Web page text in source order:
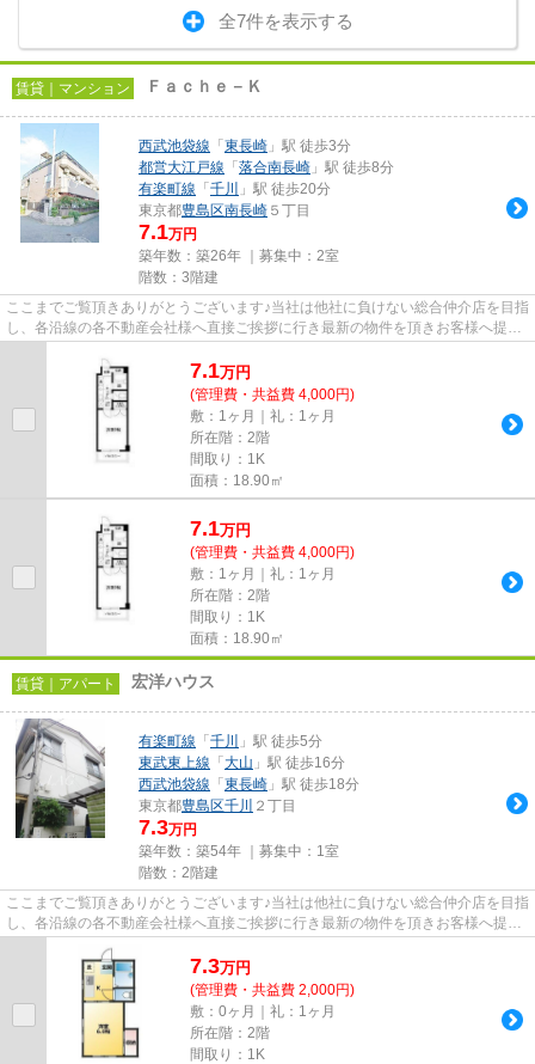
全7件を表示する
賃貸｜マンション Ｆａｃｈｅ－Ｋ
西武池袋線 「 東長崎 」駅 徒歩3分
都営大江戸線 「 落合南長崎 」駅 徒歩8分
有楽町線 「 千川
」駅 徒歩20分
東京都豊島区南長崎 ５丁目
7.1万円
築年数：築26年 ｜募集中： 2室
階数：3階建
ここまでご覧頂きありがとうございます♪当社は他社に負けない総合仲介店を目指
し、各沿線の各不動産会社様へ直接ご挨拶に行き最新の物件を頂きお客様へ提供
7.1万円
(管理費・共益費 4,000円)
敷：1ヶ月｜礼：1ヶ月
所在階：2階
間取り：1K
面積：18.90㎡
7.1万円
(管理費・共益費 4,000円)
敷：1ヶ月｜礼：1ヶ月
所在階：2階
間取り：1K
面積：18.90㎡
賃貸｜アパート 宏洋ハウス
有楽町線 「 千川
」駅 徒歩5分
東武東上線 「 大山 」駅 徒歩16分
西武池袋線 「 東長崎 」駅 徒歩18分
東京都豊島区千川 ２丁目
7.3万円
築年数：築54年 ｜募集中： 1室
階数：2階建
ここまでご覧頂きありがとうございます♪当社は他社に負けない総合仲介店を目指
し、各沿線の各不動産会社様へ直接ご挨拶に行き最新の物件を頂きお客様へ提供
7.3万円
(管理費・共益費 2,000円)
敷：0ヶ月｜礼：1ヶ月
所在階：2階
間取り：1K